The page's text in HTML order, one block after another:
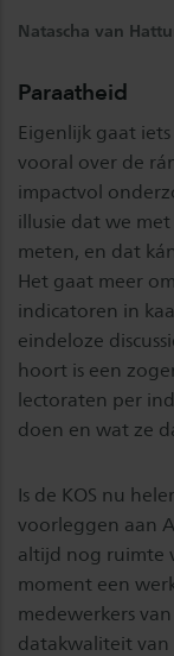
Natascha van
Paraatheid
Eigenlijk gaat
vooral over de
impactvol
illusie dat we
meten, en dat
Het gaat meer
indicatoren in
eindeloze
hoort is een
lectoraten per
doen en wat ze
Is de KOS nu
voorleggen aan
altijd nog ruimte
moment een
medewerkers
datakwaliteit van